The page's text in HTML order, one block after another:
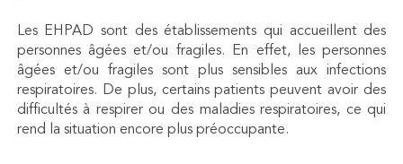
Les EHPAD sont des établissements qui accueillent des
personnes âgées et/ou fragiles. En effet, les personnes
âgées et/ou fragiles sont plus sensibles aux infections
respiratoires. De plus, certains patients peuvent avoir des
difficultés à respirer ou des maladies respiratoires, ce qui
rend la situation encore plus préoccupante.